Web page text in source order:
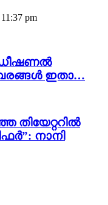
pm
അഡീഷണൽ
ഇതാ…
നാനി